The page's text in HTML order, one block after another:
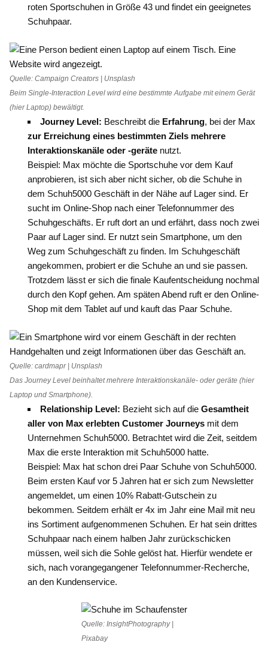
roten Sportschuhen in Größe 43 und findet ein geeignetes
Schuhpaar.
Quelle: Campaign Creators | Unsplash
Beim Single-Interaction Level wird eine bestimmte Aufgabe mit einem Gerät
(hier Laptop) bewältigt.
Journey Level: Beschreibt die Erfahrung, bei der Max
zur Erreichung eines bestimmten Ziels mehrere
Interaktionskanäle oder -gerätenutzt.
Beispiel: Max möchte die Sportschuhe vor dem Kauf
anprobieren, ist sich aber nicht sicher, ob die Schuhe in
dem Schuh5000 Geschäft in der Nähe auf Lager sind. Er
sucht im Online-Shop nach einer Telefonnummer des
Schuhgeschäfts. Er ruft dort an und erfährt, dass noch zwei
Paar auf Lager sind. Er nutzt sein Smartphone, um den
Weg zum Schuhgeschäft zu finden. Im Schuhgeschäft
angekommen, probiert er die Schuhe an und sie passen.
Trotzdem lässt er sich die finale Kaufentscheidung nochmal
durch den Kopf gehen. Am späten Abend ruft er den Online-
Shop mit dem Tablet auf und kauft das Paar Schuhe.
Quelle: cardmapr | Unsplash
Das Journey Level beinhaltet mehrere Interaktionskanäle- oder geräte (hier
Laptop und Smartphone).
Relationship Level: Bezieht sich auf die Gesamtheit
aller von Max erlebten Customer Journeysmit dem
Unternehmen Schuh5000. Betrachtet wird die Zeit, seitdem
Max die erste Interaktion mit Schuh5000 hatte.
Beispiel: Max hat schon drei Paar Schuhe von Schuh5000.
Beim ersten Kauf vor 5 Jahren hat er sich zum Newsletter
angemeldet, um einen 10% Rabatt-Gutschein zu
bekommen. Seitdem erhält er 4x im Jahr eine Mail mit neu
ins Sortiment aufgenommenen Schuhen. Er hat sein drittes
Schuhpaar nach einem halben Jahr zurückschicken
müssen, weil sich die Sohle gelöst hat. Hierfür wendete er
sich, nach vorangegangener Telefonnummer-Recherche,
an den Kundenservice.
Quelle: InsightPhotography |
Pixabay